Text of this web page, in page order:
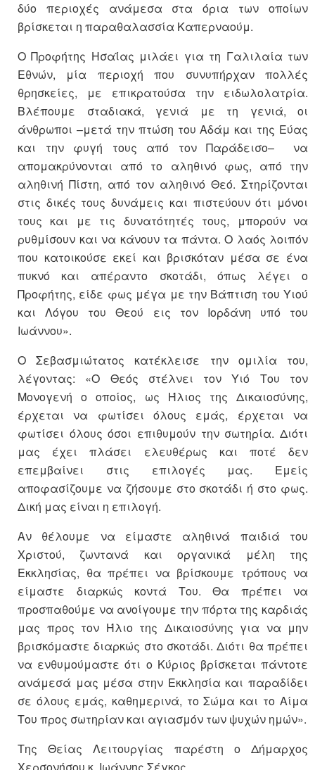
δύο περιοχές ανάμεσα στα όρια των οποίων
βρίσκεται η παραθαλασσία Καπερναούμ.
Ο Προφήτης Ησαΐας μιλάει για τη Γαλιλαία των
Εθνών, μία περιοχή που συνυπήρχαν πολλές
θρησκείες, με επικρατούσα την ειδωλολατρία.
Βλέπουμε σταδιακά, γενιά με τη γενιά, οι
άνθρωποι –μετά την πτώση του Αδάμ και της Εύας
και την φυγή τους από τον Παράδεισο– να
απομακρύνονται από το αληθινό φως, από την
αληθινή Πίστη, από τον αληθινό Θεό. Στηρίζονται
στις δικές τους δυνάμεις και πιστεύουν ότι μόνοι
τους και με τις δυνατότητές τους, μπορούν να
ρυθμίσουν και να κάνουν τα πάντα. Ο λαός λοιπόν
που κατοικούσε εκεί και βρισκόταν μέσα σε ένα
πυκνό και απέραντο σκοτάδι, όπως λέγει ο
Προφήτης, είδε φως μέγα με την Βάπτιση του Υιού
και Λόγου του Θεού εις τον Ιορδάνη υπό του
Ιωάννου».
Ο Σεβασμιώτατος κατέκλεισε την ομιλία του,
λέγοντας: «Ο Θεός στέλνει τον Υιό Του τον
Μονογενή ο οποίος, ως Ήλιος της Δικαιοσύνης,
έρχεται να φωτίσει όλους εμάς, έρχεται να
φωτίσει όλους όσοι επιθυμούν την σωτηρία. Διότι
μας έχει πλάσει ελευθέρως και ποτέ δεν
επεμβαίνει στις επιλογές μας. Εμείς
αποφασίζουμε να ζήσουμε στο σκοτάδι ή στο φως.
Δική μας είναι η επιλογή.
Αν θέλουμε να είμαστε αληθινά παιδιά του
Χριστού, ζωντανά και οργανικά μέλη της
Εκκλησίας, θα πρέπει να βρίσκουμε τρόπους να
είμαστε διαρκώς κοντά Του. Θα πρέπει να
προσπαθούμε να ανοίγουμε την πόρτα της καρδιάς
μας προς τον Ήλιο της Δικαιοσύνης για να μην
βρισκόμαστε διαρκώς στο σκοτάδι. Διότι θα πρέπει
να ενθυμούμαστε ότι ο Κύριος βρίσκεται πάντοτε
ανάμεσά μας μέσα στην Εκκλησία και παραδίδει
σε όλους εμάς, καθημερινά, το Σώμα και το Αίμα
Του προς σωτηρίαν και αγιασμόν των ψυχών ημών».
Της Θείας Λειτουργίας παρέστη ο Δήμαρχος